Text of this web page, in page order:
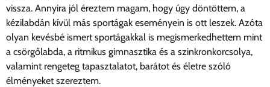
vissza. Annyira jól éreztem magam, hogy úgy döntöttem, a
kézilabdán kívül más sportágak eseményein is ott leszek. Azóta
olyan kevésbé ismert sportágakkal is megismerkedhettem mint
a csörgőlabda, a ritmikus gimnasztika és a szinkronkorcsolya,
valamint rengeteg tapasztalatot, barátot és életre szóló
élményeket szereztem.